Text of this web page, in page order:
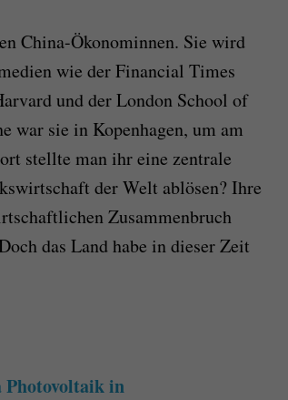
China-Ökonominnen. Sie wird
wie der Financial Times
und der London School of
war sie in Kopenhagen, um am
stellte man ihr eine zentrale
der Welt ablösen? Ihre
Zusammenbruch
das Land habe in dieser Zeit
Photovoltaik in